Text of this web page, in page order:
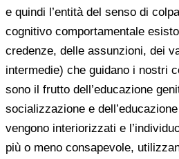
e quindi l’entità del senso di
cognitivo comportamentale
credenze, delle assunzioni, dei
intermedie) che guidano i nostri
sono il frutto dell’educazione
socializzazione e
vengono interiorizzati e
più o meno consapevole,